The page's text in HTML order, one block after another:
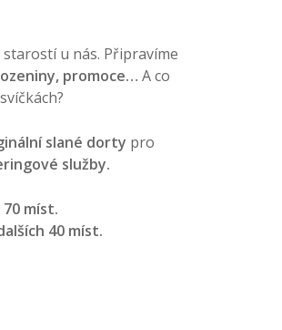
u nás. Připravíme
promoce… A co
slané dorty pro
služby.
70 míst.
40 míst.